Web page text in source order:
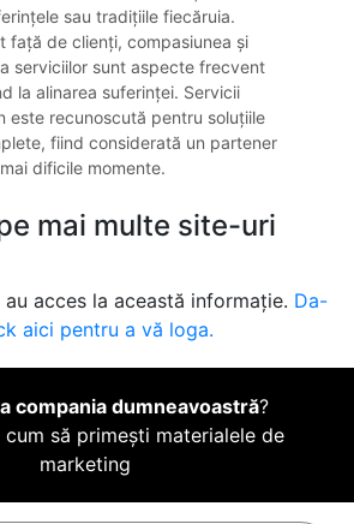
sau tradițiile fiecăruia.
față de clienți, compasiunea și
serviciilor sunt aspecte frecvent
la alinarea suferinței. Servicii
este recunoscută pentru soluțiile
fiind considerată un partener
dificile momente.
mai multe site-uri
acces la această informație. Da-
aici pentru a vă loga.
compania dumneavoastră?
cum să primești materialele de
marketing